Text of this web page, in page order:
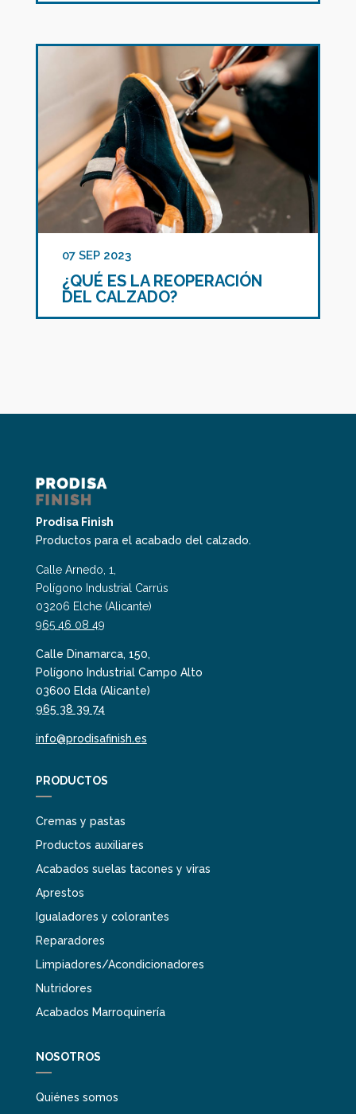
07 SEP 2023
¿QUÉ ES LA REOPERACIÓN
DEL CALZADO?
Prodisa Finish
Productos para el acabado del calzado.
Calle Arnedo, 1,
Polígono Industrial Carrús
03206 Elche (Alicante)
965 46 08 49
Calle Dinamarca, 150,
Polígono Industrial Campo Alto
03600 Elda (Alicante)
965 38 39 74
info@prodisafinish.es
PRODUCTOS
Cremas y pastas
Productos auxiliares
Acabados suelas tacones y viras
Aprestos
Igualadores y colorantes
Reparadores
Limpiadores/Acondicionadores
Nutridores
Acabados Marroquinería
NOSOTROS
Quiénes somos